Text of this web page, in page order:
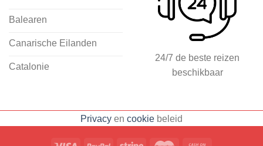
beantwoorden en ervoor te zorgen dat
jij met een gerust hart op vakantie kunt
accommodaties: resorts, hotels en
Voorpret met inspirerende
Balearen
Canarische Eilanden
Catalonie
24/7 de beste reizen
beschikbaar
Privacy en cookie beleid